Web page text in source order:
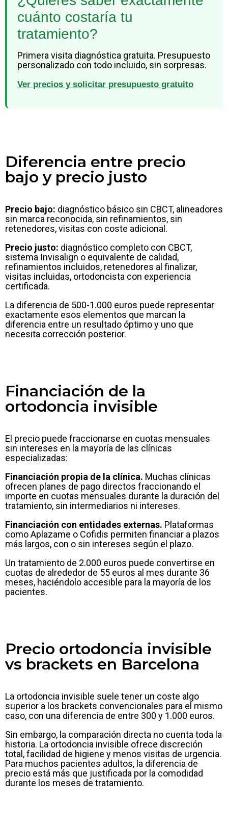
cuánto costaría tu
tratamiento?
Primera visita diagnóstica gratuita. Presupuesto
personalizado con todo incluido, sin sorpresas.
Ver precios y solicitar presupuesto gratuito
Diferencia entre precio
bajo y precio justo
Precio bajo: diagnóstico básico sin CBCT, alineadores
sin marca reconocida, sin refinamientos, sin
retenedores, visitas con coste adicional.
Precio justo: diagnóstico completo con CBCT,
sistema Invisalign o equivalente de calidad,
refinamientos incluidos, retenedores al finalizar,
visitas incluidas, ortodoncista con experiencia
certificada.
La diferencia de 500-1.000 euros puede representar
exactamente esos elementos que marcan la
diferencia entre un resultado óptimo y uno que
necesita corrección posterior.
Financiación de la
ortodoncia invisible
El precio puede fraccionarse en cuotas mensuales
sin intereses en la mayoría de las clínicas
especializadas:
Financiación propia de la clínica. Muchas clínicas
ofrecen planes de pago directos fraccionando el
importe en cuotas mensuales durante la duración del
tratamiento, sin intermediarios ni intereses.
Financiación con entidades externas. Plataformas
como Aplazame o Cofidis permiten financiar a plazos
más largos, con o sin intereses según el plazo.
Un tratamiento de 2.000 euros puede convertirse en
cuotas de alrededor de 55 euros al mes durante 36
meses, haciéndolo accesible para la mayoría de los
pacientes.
Precio ortodoncia invisible
vs brackets en Barcelona
La ortodoncia invisible suele tener un coste algo
superior a los brackets convencionales para el mismo
caso, con una diferencia de entre 300 y 1.000 euros.
Sin embargo, la comparación directa no cuenta toda la
historia. La ortodoncia invisible ofrece discreción
total, facilidad de higiene y menos visitas de urgencia.
Para muchos pacientes adultos, la diferencia de
precio está más que justificada por la comodidad
durante los meses de tratamiento.